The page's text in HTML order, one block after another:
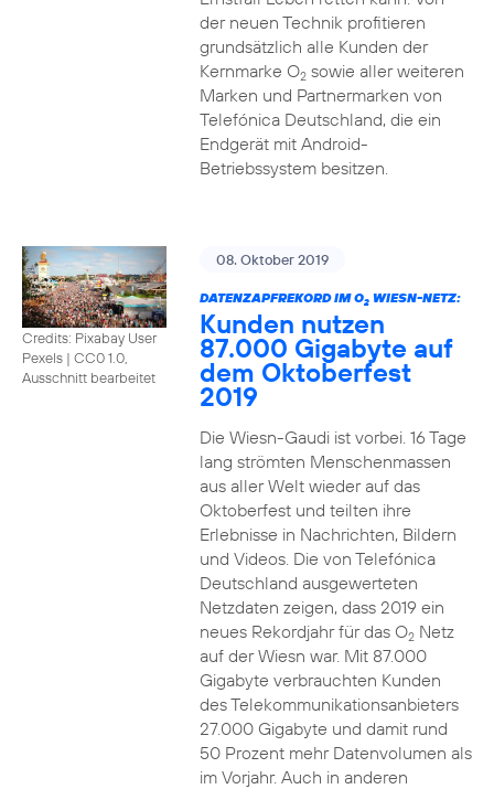
der neuen Technik profitieren
grundsätzlich alle Kunden der
Kernmarke O2sowie aller weiteren
Marken und Partnermarken von
Telefónica Deutschland, die ein
Endgerät mit Android-
Betriebssystem besitzen.
Credits: Pixabay User
Pexels | CC0 1.0,
Ausschnitt bearbeitet
08. Oktober 2019
DATENZAPFREKORD IM O2WIESN-NETZ:
Kunden nutzen
87.000 Gigabyte auf
dem Oktoberfest
2019
Die Wiesn-Gaudi ist vorbei. 16 Tage
lang strömten Menschenmassen
aus aller Welt wieder auf das
Oktoberfest und teilten ihre
Erlebnisse in Nachrichten, Bildern
und Videos. Die von Telefónica
Deutschland ausgewerteten
Netzdaten zeigen, dass 2019 ein
neues Rekordjahr für das O2Netz
auf der Wiesn war. Mit 87.000
Gigabyte verbrauchten Kunden
des Telekommunikationsanbieters
27.000 Gigabyte und damit rund
50 Prozent mehr Datenvolumen als
im Vorjahr. Auch in anderen